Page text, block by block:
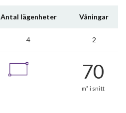
Antal lägenheter Våningar
4 2